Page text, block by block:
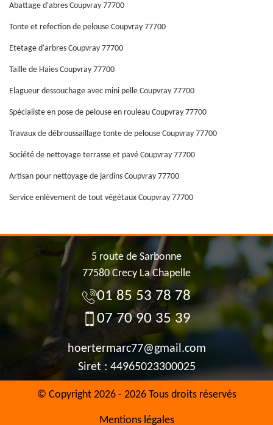
Abattage d'abres Coupvray 77700
Tonte et refection de pelouse Coupvray 77700
Etetage d'arbres Coupvray 77700
Taille de Haies Coupvray 77700
Elagueur dessouchage avec mini pelle Coupvray 77700
Spécialiste en pose de pelouse en rouleau Coupvray 77700
Travaux de débroussaillage tonte de pelouse Coupvray 77700
Société de nettoyage terrasse et pavé Coupvray 77700
Artisan pour nettoyage de jardins Coupvray 77700
Service enlèvement de tout végétaux Coupvray 77700
5 route de Sarbonne
77580 Crecy La Chapelle
01 85 53 78 78
07 70 90 35 39
hoertermarc77@gmail.com
Siret : 44965023300025
© Copyright 2026 - 2026 Tous droits réservés
Mentions légales